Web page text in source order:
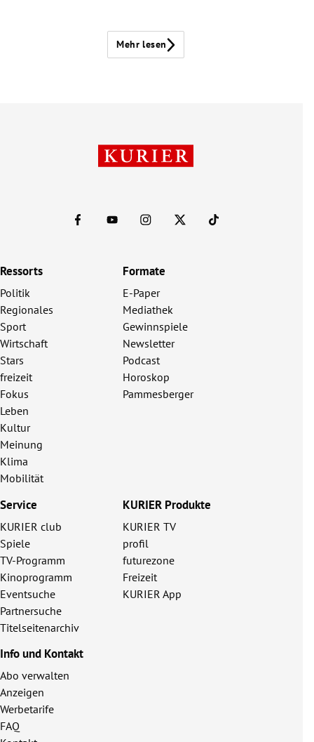
Mehr lesen
Ressorts
Politik
Regionales
Sport
Wirtschaft
Stars
freizeit
Fokus
Leben
Kultur
Meinung
Klima
Mobilität
Formate
E-Paper
Mediathek
Gewinnspiele
Newsletter
Podcast
Horoskop
Pammesberger
Service
KURIER club
Spiele
TV-Programm
Kinoprogramm
Eventsuche
Partnersuche
Titelseitenarchiv
KURIER Produkte
KURIER TV
profil
futurezone
Freizeit
KURIER App
Info und Kontakt
Abo verwalten
Anzeigen
Werbetarife
FAQ